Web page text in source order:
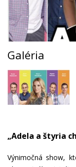
Galéria
„Adela a štyria
Výnimočná show,